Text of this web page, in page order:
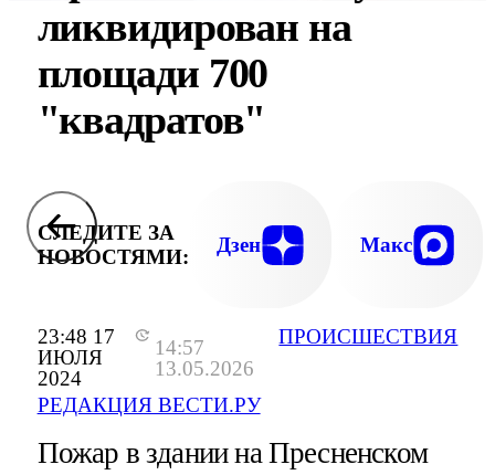
23:48 17
ИЮЛЯ
2024
14:57
13.05.2026
РЕДАКЦИЯ ВЕСТИ.РУ
ПРОИСШЕСТВИЯ
ликвидирован на
площади 700
"квадратов"
СЛЕДИТЕ ЗА
НОВОСТЯМИ:
Дзен Макс
Пожар в здании на Пресненском